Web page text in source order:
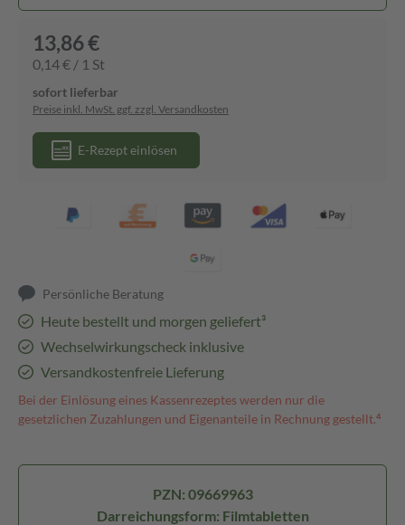
13,86 €
0,14 € / 1 St
sofort lieferbar
Preise inkl. MwSt. ggf. zzgl. Versandkosten
E-Rezept einlösen
Persönliche Beratung
Heute bestellt und morgen geliefert³
Wechselwirkungscheck inklusive
Versandkostenfreie Lieferung
Bei der Einlösung eines Kassenrezeptes werden nur die
gesetzlichen Zuzahlungen und Eigenanteile in Rechnung gestellt.⁴
PZN: 09669963
Darreichungsform: Filmtabletten